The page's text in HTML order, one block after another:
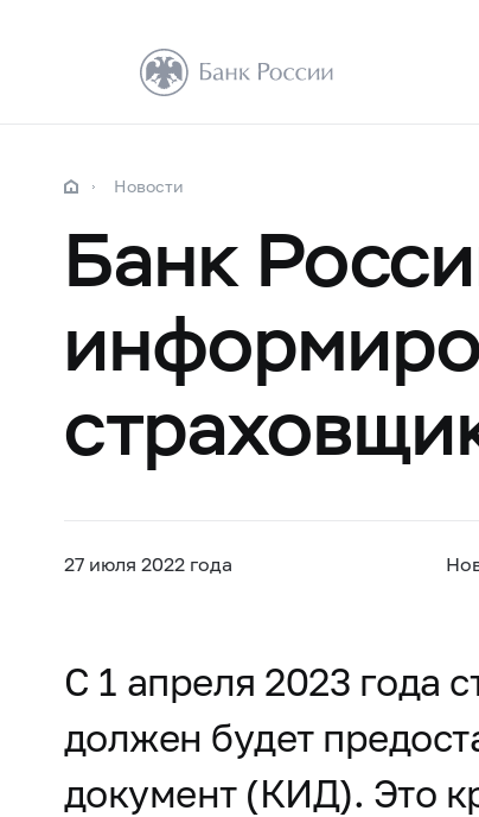
Новости
Банк
27 июля 2022 года
С 1 апреля 2023 года
должен будет
документ (КИД). Это